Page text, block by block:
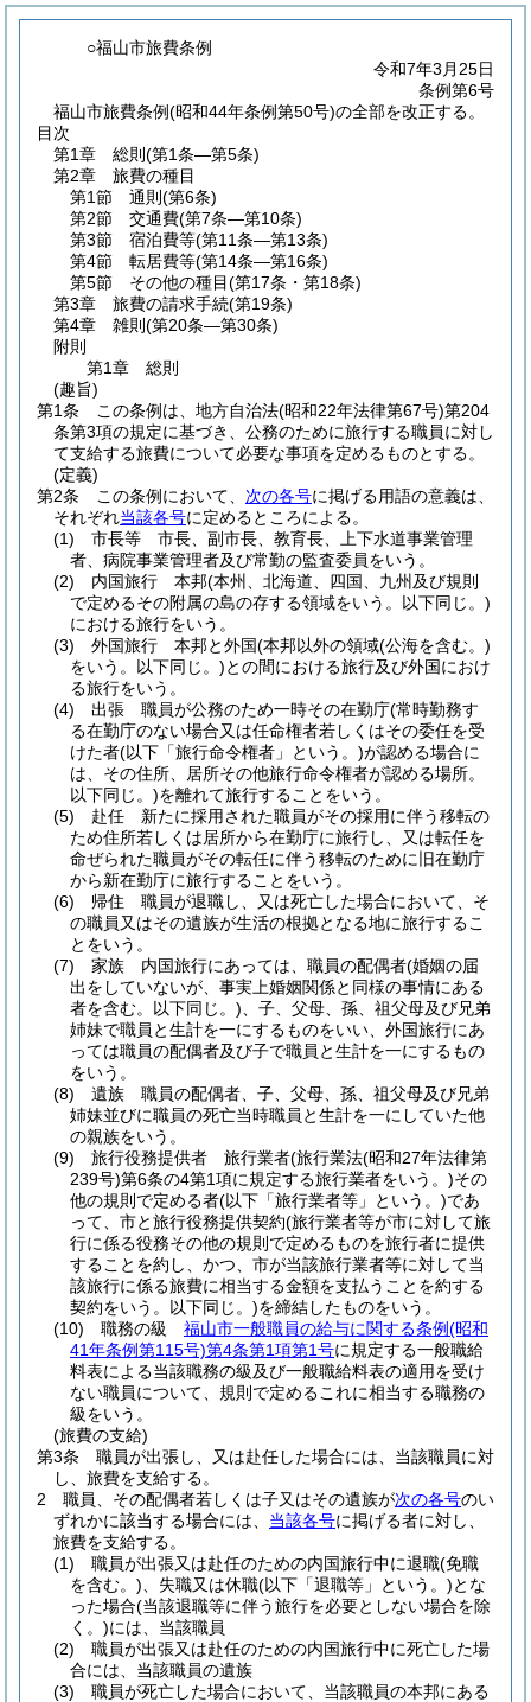
○福山市旅費条例
令和7年3月25日
条例第6号
福山市旅費条例(昭和44年条例第50号)の全部を改正する。
目次
第1章
総則 (第1条―第5条)
第2章
旅費の種目
第1節
通則 (第6条)
第2節
交通費(第7条―第10条)
第3節
宿泊費等(第11条―第13条)
第4節
転居費等(第14条―第16条)
第5節
その他の種目(第17条・第18条)
第3章
旅費の請求手続(第19条)
第4章
雑則 (第20条―第30条)
附則
第1章
総則
(趣旨)
第1条
この条例は、地方自治法(昭和22年法律第67号)第204
条第3項の規定に基づき、公務のために旅行する職員に対し
て支給する旅費について必要な事項を定めるものとする。
(定義)
第2条
この条例において、 次の各号に掲げる用語の意義は、
それぞれ当該各号に定めるところによる。
(1)
市長等 市長、副市長、教育長、上下水道事業管理
者、病院事業管理者及び常勤の監査委員をいう。
(2)
内国旅行 本邦(本州、北海道、四国、九州及び規則
で定めるその附属の島の存する領域をいう。以下同じ。)
における旅行をいう。
(3)
外国旅行 本邦と外国(本邦以外の領域(公海を含む。)
をいう。以下同じ。)との間における旅行及び外国におけ
る旅行をいう。
(4)
出張 職員が公務のため一時その在勤庁(常時勤務す
る在勤庁のない場合又は任命権者若しくはその委任を受
けた者(以下「旅行命令権者」という。)が認める場合に
は、その住所、居所その他旅行命令権者が認める場所。
以下同じ。)を離れて旅行することをいう。
(5)
赴任 新たに採用された職員がその採用に伴う移転の
ため住所若しくは居所から在勤庁に旅行し、又は転任を
命ぜられた職員がその転任に伴う移転のために旧在勤庁
から新在勤庁に旅行することをいう。
(6)
帰住 職員が退職し、又は死亡した場合において、そ
の職員又はその遺族が生活の根拠となる地に旅行するこ
とをいう。
(7)
家族 内国旅行にあっては、職員の配偶者(婚姻の届
出をしていないが、事実上婚姻関係と同様の事情にある
者を含む。以下同じ。) 、子、父母、孫、祖父母及び兄弟
姉妹で職員と生計を一にするものをいい、外国旅行にあ
っては職員の配偶者及び子で職員と生計を一にするもの
をいう。
(8)
遺族 職員の配偶者、子、父母、孫、祖父母及び兄弟
姉妹並びに職員の死亡当時職員と生計を一にしていた他
の親族をいう。
(9)
旅行役務提供者 旅行業者(旅行業法(昭和27年法律第
239号)第6条の4第1項に規定する旅行業者をいう。)その
他の規則で定める者(以下「旅行業者等」という。)であ
って、市と旅行役務提供契約(旅行業者等が市に対して旅
行に係る役務その他の規則で定めるものを旅行者に提供
することを約し、かつ、市が当該旅行業者等に対して当
該旅行に係る旅費に相当する金額を支払うことを約する
契約をいう。以下同じ。)を締結したものをいう。
(10)
職務の級 福山市一般職員の給与に関する条例(昭和
41年条例第115号)第4条第1項第1号に規定する一般職給
料表による当該職務の級及び一般職給料表の適用を受け
ない職員について、規則で定めるこれに相当する職務の
級をいう。
(旅費の支給)
第3条
職員が出張し、又は赴任した場合には、当該職員に対
し、旅費を支給する。
2
職員、その配偶者若しくは子又はその遺族が次の各号のい
ずれかに該当する場合には、 当該各号に掲げる者に対し、
旅費を支給する。
(1)
職員が出張又は赴任のための内国旅行中に退職(免職
を含む。) 、失職又は休職(以下「退職等」という。)とな
った場合(当該退職等に伴う旅行を必要としない場合を除
く。)には、当該職員
(2)
職員が出張又は赴任のための内国旅行中に死亡した場
合には、当該職員の遺族
(3)
職員が死亡した場合において、当該職員の本邦にある